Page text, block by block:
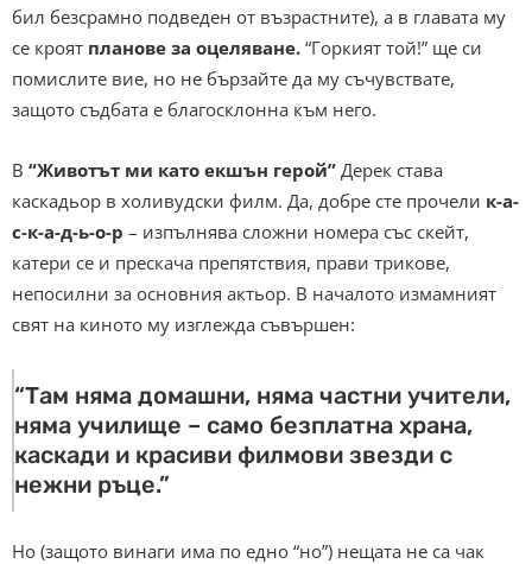
бил безсрамно подведен от възрастните), а в главата му
се кроят планове за оцеляване. “Горкият той!” ще си
помислите вие, но не бързайте да му съчувствате,
защото съдбата е благосклонна към него.
В “Животът ми като екшън герой” Дерек става
каскадьор в холивудски филм. Да, добре сте прочели к-а-
с-к-а-д-ь-о-р – изпълнява сложни номера със скейт,
катери се и прескача препятствия, прави трикове,
непосилни за основния актьор. В началото измамният
свят на киното му изглежда съвършен:
“Там няма домашни, няма частни учители,
няма училище – само безплатна храна,
каскади и красиви филмови звезди с
нежни ръце.”
Но (защото винаги има по едно “но”) нещата не са чак